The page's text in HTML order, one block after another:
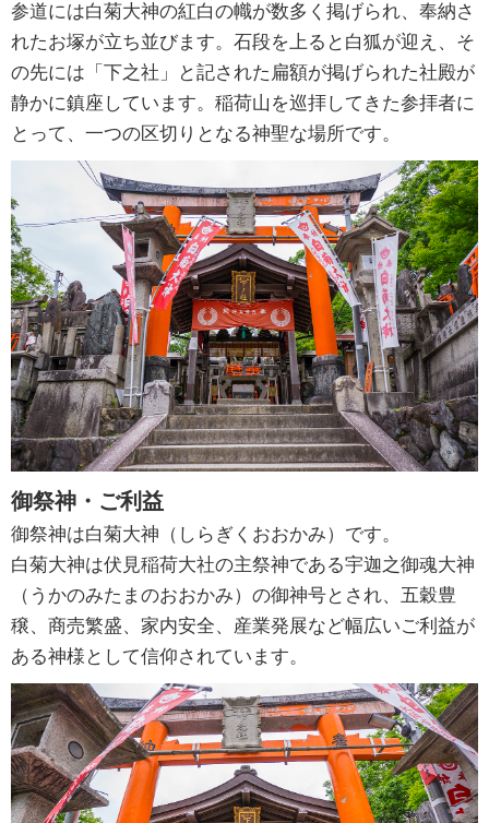
参道には白菊大神の紅白の幟が数多く掲げられ、奉納さ
れたお塚が立ち並びます。石段を上ると白狐が迎え、そ
の先には「下之社」と記された扁額が掲げられた社殿が
静かに鎮座しています。稲荷山を巡拝してきた参拝者に
とって、一つの区切りとなる神聖な場所です。
御祭神・ご利益
御祭神は白菊大神（しらぎくおおかみ）です。
白菊大神は伏見稲荷大社の主祭神である宇迦之御魂大神
（うかのみたまのおおかみ）の御神号とされ、五穀豊
穣、商売繁盛、家内安全、産業発展など幅広いご利益が
ある神様として信仰されています。